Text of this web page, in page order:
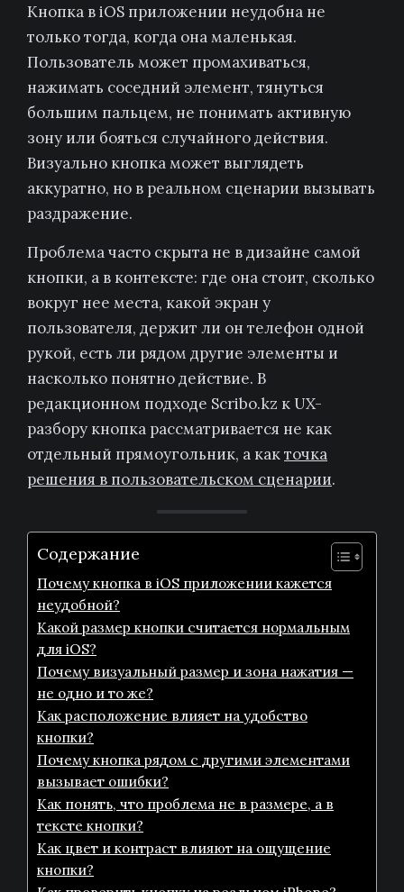
Кнопка в iOS приложении неудобна не
только тогда, когда она маленькая.
Пользователь может промахиваться,
нажимать соседний элемент, тянуться
большим пальцем, не понимать активную
зону или бояться случайного действия.
Визуально кнопка может выглядеть
аккуратно, но в реальном сценарии вызывать
раздражение.
Проблема часто скрыта не в дизайне самой
кнопки, а в контексте: где она стоит, сколько
вокруг нее места, какой экран у
пользователя, держит ли он телефон одной
рукой, есть ли рядом другие элементы и
насколько понятно действие. В
редакционном подходе Scribo.kz к UX-
разбору кнопка рассматривается не как
отдельный прямоугольник, а какточка
решения в пользовательском сценарии.
Содержание
Почему кнопка в iOS приложении кажется
неудобной?
Какой размер кнопки считается нормальным
для iOS?
Почему визуальный размер и зона нажатия —
не одно и то же?
Как расположение влияет на удобство
кнопки?
Почему кнопка рядом с другими элементами
вызывает ошибки?
Как понять, что проблема не в размере, а в
тексте кнопки?
Как цвет и контраст влияют на ощущение
кнопки?